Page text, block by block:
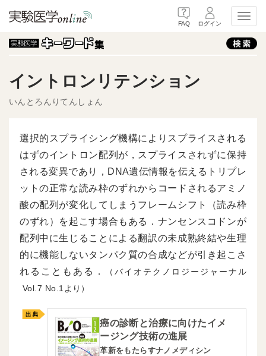
FAQ ログイン
イントロンリテンション
いんとろんりてんしょん
選択的スプライシング機構によりスプライスされる
はずのイントロン配列が，スプライスされずに保持
される変異であり，DNA遺伝情報を伝えるトリプレ
ットの正常な読み枠のずれからコードされるアミノ
酸の配列が変化してしまうフレームシフト（読み枠
のずれ）を起こす場合もある．ナンセンスコドンが
配列中に生じることによる翻訳の未成熟終結や生理
的に機能しないタンパク質の合成などが引き起こさ
れることもある．
（バイオテクノロジージャーナル
7
1より）
癌の診断と治療に向けたイメ
ージング技術の進展
革新をもたらすナノメディシン